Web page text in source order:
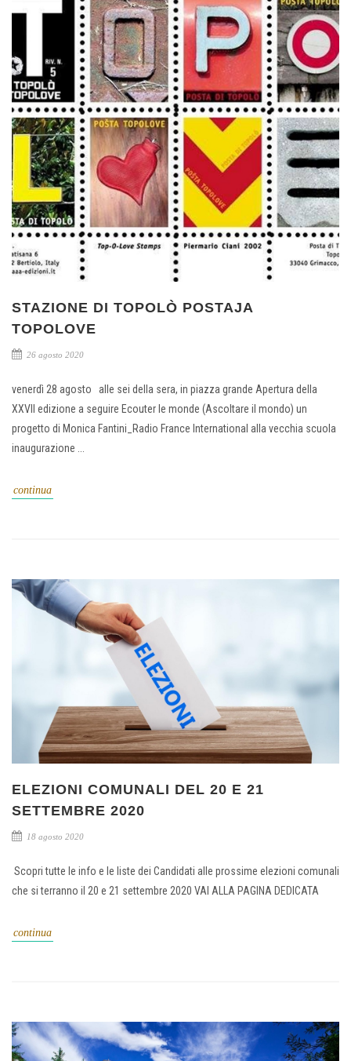
STAZIONE DI TOPOLÒ POSTAJA
TOPOLOVE
26 agosto 2020
venerdì 28 agosto alle sei della sera, in piazza grande Apertura della
XXVII edizione a seguire Ecouter le monde (Ascoltare il mondo) un
progetto di Monica Fantini_Radio France International alla vecchia scuola
inaugurazione ...
continua
ELEZIONI COMUNALI DEL 20 E 21
SETTEMBRE 2020
18 agosto 2020
Scopri tutte le info e le liste dei Candidati alle prossime elezioni comunali
che si terranno il 20 e 21 settembre 2020 VAI ALLA PAGINA DEDICATA
continua